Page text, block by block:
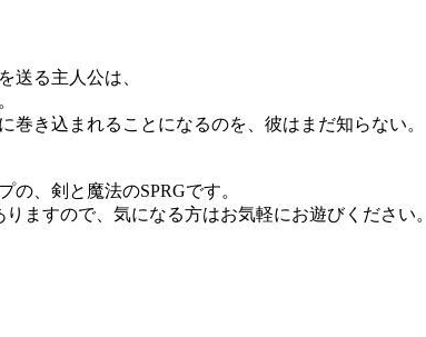
送る主人公は、
き込まれることになるのを、彼はまだ知らない。
、剣と魔法のSPRGです。
ますので、気になる方はお気軽にお遊びください。